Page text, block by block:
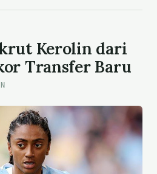
Kerolin dari
Transfer Baru